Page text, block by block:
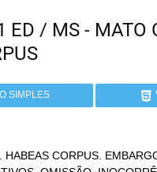
ED / MS - MATO
SIMPLES
HABEAS CORPUS.